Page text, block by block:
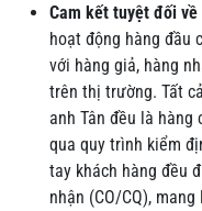
Cam kết tuyệt đối
hoạt động hàng đầu
với hàng giả, hàng
trên thị trường. Tất
anh Tân đều là hàng
qua quy trình kiểm
tay khách hàng đều
nhận (CO/CQ),